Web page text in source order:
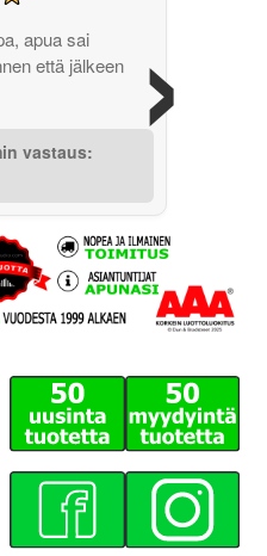
apua sai
että jälkeen
vastaus:
›